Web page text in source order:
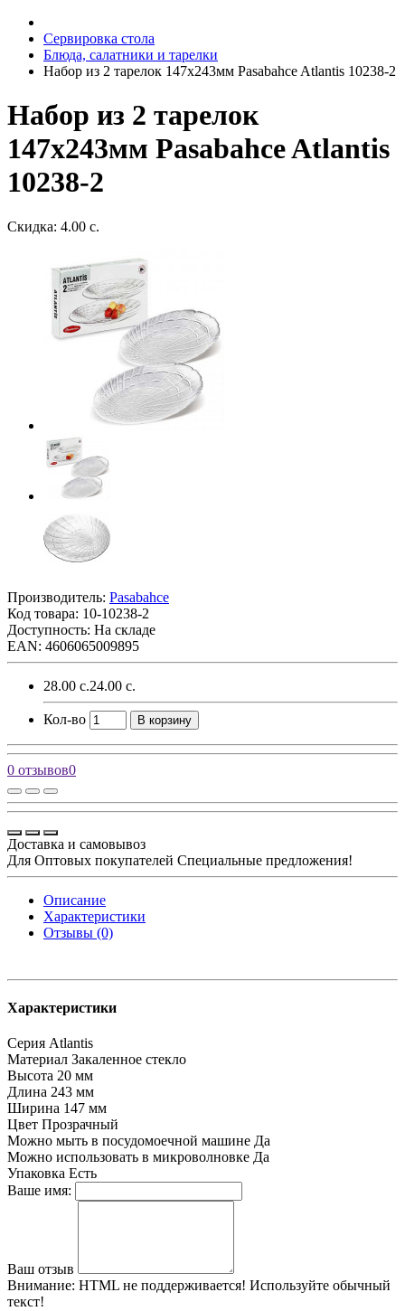
Сервировка стола
Блюда, салатники и тарелки
Набор из 2 тарелок 147х243мм Pasabahce Atlantis 10238-2
Набор из 2 тарелок
147х243мм Pasabahce Atlantis
10238-2
Скидка: 4.00 с.
Производитель: Pasabahce
Код товара: 10-10238-2
Доступность: На складе
EAN: 4606065009895
28.00 с.24.00 с.
Кол-во В корзину
0 отзывов0
Доставка и самовывоз
Для Оптовых покупателей Специальные предложения!
Описание
Характеристики
Отзывы (0)
Характеристики
Серия Atlantis
Материал Закаленное стекло
Высота 20 мм
Длина 243 мм
Ширина 147 мм
Цвет Прозрачный
Можно мыть в посудомоечной машине Да
Можно использовать в микроволновке Да
Упаковка Есть
Ваше имя:
Ваш отзыв
Внимание: HTML не поддерживается! Используйте обычный
текст!